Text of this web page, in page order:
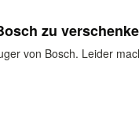
zu
von Bosch. Leider